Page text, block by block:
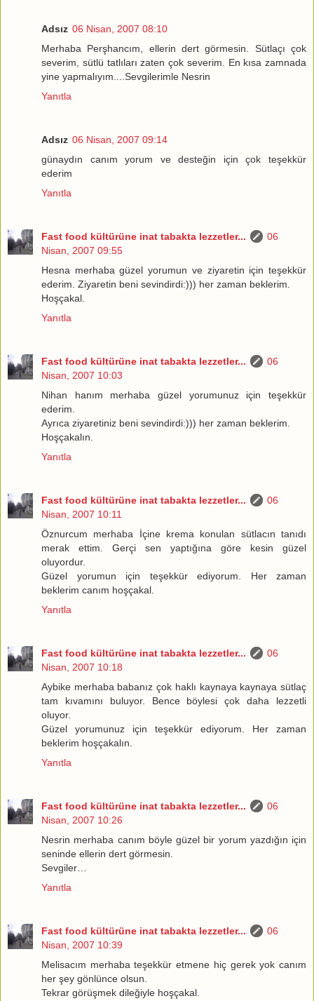
Adsız 06 Nisan, 2007 08:10
Merhaba Perşhancım, ellerin dert görmesin. Sütlaçı çok
severim, sütlü tatlıları zaten çok severim. En kısa zamnada
yine yapmalıyım....Sevgilerimle Nesrin
Yanıtla
Adsız 06 Nisan, 2007 09:14
günaydın canım yorum ve desteğin için çok teşekkür
ederim
Yanıtla
Fast food kültürüne inat tabakta lezzetler...
06
Nisan, 2007 09:55
Hesna merhaba güzel yorumun ve ziyaretin için teşekkür
ederim. Ziyaretin beni sevindirdi:))) her zaman beklerim.
Hoşçakal.
Yanıtla
Fast food kültürüne inat tabakta lezzetler...
06
Nisan, 2007 10:03
Nihan hanım merhaba güzel yorumunuz için teşekkür
ederim.
Ayrıca ziyaretiniz beni sevindirdi:))) her zaman beklerim.
Hoşçakalın.
Yanıtla
Fast food kültürüne inat tabakta lezzetler...
06
Nisan, 2007 10:11
Öznurcum merhaba İçine krema konulan sütlacın tanıdı
merak ettim. Gerçi sen yaptığına göre kesin güzel
oluyordur.
Güzel yorumun için teşekkür ediyorum. Her zaman
beklerim canım hoşçakal.
Yanıtla
Fast food kültürüne inat tabakta lezzetler...
06
Nisan, 2007 10:18
Aybike merhaba babanız çok haklı kaynaya kaynaya sütlaç
tam kıvamını buluyor. Bence böylesi çok daha lezzetli
oluyor.
Güzel yorumunuz için teşekkür ediyorum. Her zaman
beklerim hoşçakalın.
Yanıtla
Fast food kültürüne inat tabakta lezzetler...
06
Nisan, 2007 10:26
Nesrin merhaba canım böyle güzel bir yorum yazdığın için
seninde ellerin dert görmesin.
Sevgiler…
Yanıtla
Fast food kültürüne inat tabakta lezzetler...
06
Nisan, 2007 10:39
Melisacım merhaba teşekkür etmene hiç gerek yok canım
her şey gönlünce olsun.
Tekrar görüşmek dileğiyle hoşçakal.